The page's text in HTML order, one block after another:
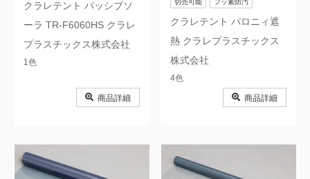
クラレテント パッシブソ
ーラ TR-F6060HS クラレ
プラスチックス株式会社
1色
商品詳細
クラレテント パロニィ遮
熱 クラレプラスチックス
株式会社
切売可能 フッ素防汚
4色
商品詳細